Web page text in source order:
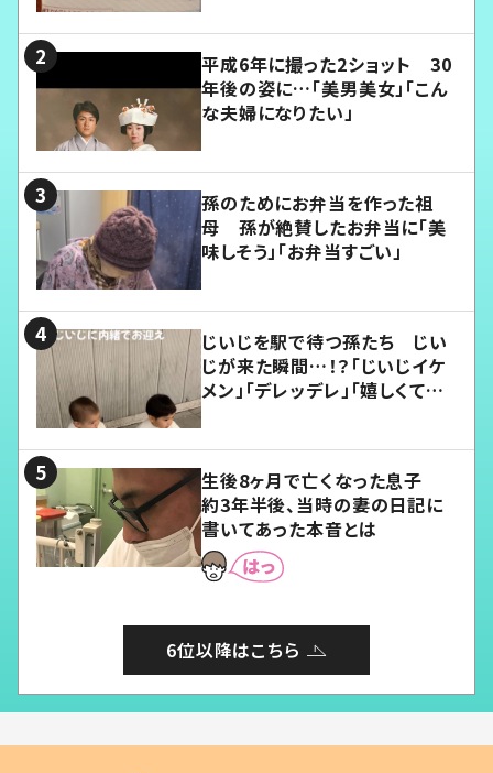
平成6年に撮った2ショット 30
年後の姿に…「美男美女」「こん
な夫婦になりたい」
孫のためにお弁当を作った祖
母 孫が絶賛したお弁当に「美
味しそう」「お弁当すごい」
じいじを駅で待つ孫たち じい
じが来た瞬間…！？「じいじイケ
メン」「デレッデレ」「嬉しくて可
生後8ヶ月で亡くなった息子
約3年半後、当時の妻の日記に
書いてあった本音とは
6位以降はこちら